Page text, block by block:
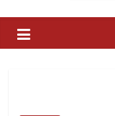
Saluran
Informasi